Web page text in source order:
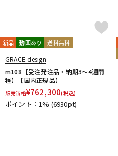
新品 動画あり 送料無料
GRACE design
m108【受注発注品・納期3～4週間
程】【国内正規品】
販売価格¥762,300(税込)
ポイント：1% (6930pt)